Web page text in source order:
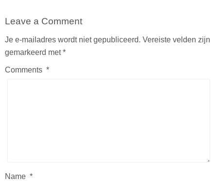
Leave a Comment
Je e-mailadres wordt niet gepubliceerd. Vereiste velden zijn
gemarkeerd met*
Comments *
Name *